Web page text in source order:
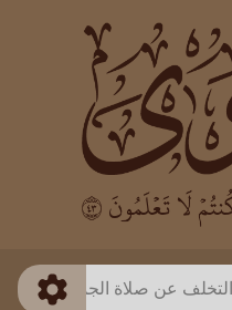
طريقة البحث
ذكي